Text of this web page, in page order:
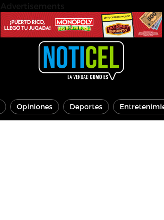
Opiniones Deportes